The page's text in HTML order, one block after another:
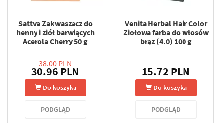
Sattva Zakwaszacz do
henny i ziół barwiących
Acerola Cherry 50 g
38.00 PLN
30.96 PLN
Do koszyka
PODGLĄD
Venita Herbal Hair Color
Ziołowa farba do włosów
brąz (4.0) 100 g
15.72 PLN
Do koszyka
PODGLĄD